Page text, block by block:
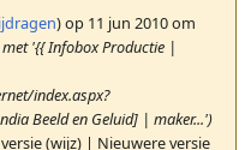
)op 11 jun 2010 om
'{{ Infobox Productie |
index.aspx?
Beeld en Geluid] | maker...')
(wijz) | Nieuwere versie